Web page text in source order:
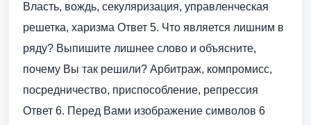
Власть, вождь, секуляризация, управленческая
решетка, харизма Ответ 5. Что является лишним в
ряду? Выпишите лишнее слово и объясните,
почему Вы так решили? Арбитраж, компромисс,
посредничество, приспособление, репрессия
Ответ 6. Перед Вами изображение символов 6